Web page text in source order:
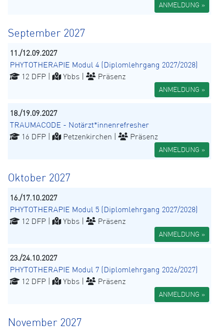
ANMELDUNG »
September 2027
11./12.09.2027
PHYTOTHERAPIE Modul 4 (Diplomlehrgang 2027/2028)
12 DFP |
Ybbs | Präsenz
ANMELDUNG »
18./19.09.2027
TRAUMACODE - Notärzt*innenrefresher
16 DFP |
Petzenkirchen | Präsenz
ANMELDUNG »
Oktober 2027
16./17.10.2027
PHYTOTHERAPIE Modul 5 (Diplomlehrgang 2027/2028)
12 DFP |
Ybbs | Präsenz
ANMELDUNG »
23./24.10.2027
PHYTOTHERAPIE Modul 7 (Diplomlehrgang 2026/2027)
12 DFP |
Ybbs | Präsenz
ANMELDUNG »
November 2027